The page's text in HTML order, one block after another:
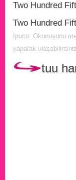
Two Hundred
Two Hundred
İpucu: Okunuşunu
yaparak
tuu